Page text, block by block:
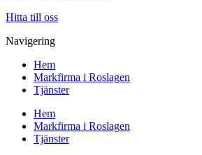
Hitta till oss
Navigering
Hem
Markfirma i Roslagen
Tjänster
Hem
Markfirma i Roslagen
Tjänster